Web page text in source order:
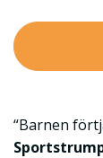
“Barnen